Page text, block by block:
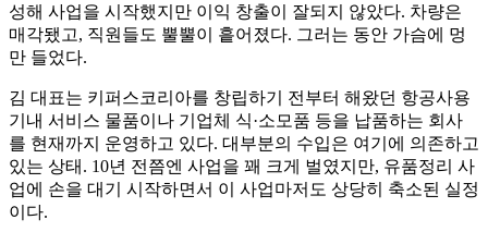
성해 사업을 시작했지만 이익 창출이 잘되지 않았다. 차량은
매각됐고, 직원들도 뿔뿔이 흩어졌다. 그러는 동안 가슴에 멍
만 들었다.
김 대표는 키퍼스코리아를 창립하기 전부터 해왔던 항공사용
기내 서비스 물품이나 기업체 식·소모품 등을 납품하는 회사
를 현재까지 운영하고 있다. 대부분의 수입은 여기에 의존하고
있는 상태. 10년 전쯤엔 사업을 꽤 크게 벌였지만, 유품정리 사
업에 손을 대기 시작하면서 이 사업마저도 상당히 축소된 실정
이다.